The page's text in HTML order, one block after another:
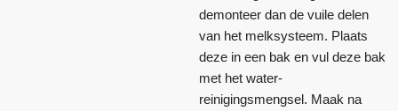
demonteer dan de vuile delen
van het melksysteem. Plaats
deze in een bak en vul deze bak
met het water-
reinigingsmengsel. Maak na